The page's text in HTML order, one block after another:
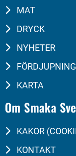
MAT
DRYCK
NYHETER
FÖRDJUPNING
KARTA
Om Smaka
KAKOR
KONTAKT